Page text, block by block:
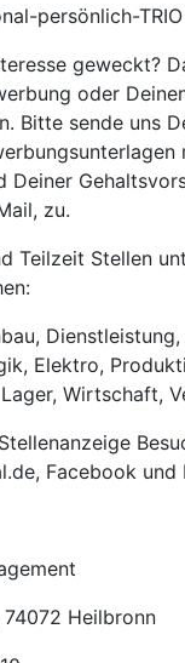
persönlich-TRIO
geweckt?
oder
Bitte sende uns
Deiner
zu.
Teilzeit Stellen
Dienstleistung,
Elektro,
Wirtschaft,
Facebook und
74072 Heilbronn